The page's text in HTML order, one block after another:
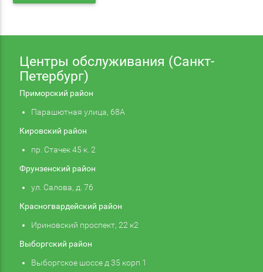
Центры обслуживания (Санкт-
Петербург)
Приморский район
Парашютная улица, 68А
Кировский район
пр. Стачек 45 к. 2
Фрунзенский район
ул. Салова, д. 76
Красногвардейский район
Ириновский проспект, 22 к2
Выборгский район
Выборгское шоссе д 35 корп 1